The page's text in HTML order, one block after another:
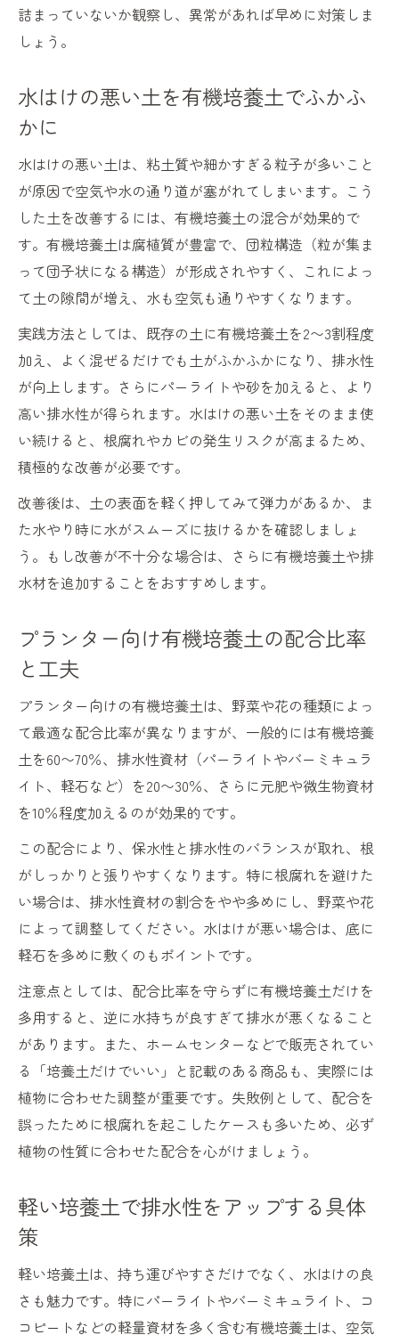
詰まっていないか観察し、異常があれば早めに対策しま
しょう。
水はけの悪い土を有機培養土でふかふ
かに
水はけの悪い土は、粘土質や細かすぎる粒子が多いこと
が原因で空気や水の通り道が塞がれてしまいます。こう
した土を改善するには、有機培養土の混合が効果的で
す。有機培養土は腐植質が豊富で、団粒構造（粒が集ま
って団子状になる構造）が形成されやすく、これによっ
て土の隙間が増え、水も空気も通りやすくなります。
実践方法としては、既存の土に有機培養土を2〜3割程度
加え、よく混ぜるだけでも土がふかふかになり、排水性
が向上します。さらにパーライトや砂を加えると、より
高い排水性が得られます。水はけの悪い土をそのまま使
い続けると、根腐れやカビの発生リスクが高まるため、
積極的な改善が必要です。
改善後は、土の表面を軽く押してみて弾力があるか、ま
た水やり時に水がスムーズに抜けるかを確認しましょ
う。もし改善が不十分な場合は、さらに有機培養土や排
水材を追加することをおすすめします。
プランター向け有機培養土の配合比率
と工夫
プランター向けの有機培養土は、野菜や花の種類によっ
て最適な配合比率が異なりますが、一般的には有機培養
土を60〜70％、排水性資材（パーライトやバーミキュラ
イト、軽石など）を20〜30％、さらに元肥や微生物資材
を10％程度加えるのが効果的です。
この配合により、保水性と排水性のバランスが取れ、根
がしっかりと張りやすくなります。特に根腐れを避けた
い場合は、排水性資材の割合をやや多めにし、野菜や花
によって調整してください。水はけが悪い場合は、底に
軽石を多めに敷くのもポイントです。
注意点としては、配合比率を守らずに有機培養土だけを
多用すると、逆に水持ちが良すぎて排水が悪くなること
があります。また、ホームセンターなどで販売されてい
る「培養土だけでいい」と記載のある商品も、実際には
植物に合わせた調整が重要です。失敗例として、配合を
誤ったために根腐れを起こしたケースも多いため、必ず
植物の性質に合わせた配合を心がけましょう。
軽い培養土で排水性をアップする具体
策
軽い培養土は、持ち運びやすさだけでなく、水はけの良
さも魅力です。特にパーライトやバーミキュライト、コ
コピートなどの軽量資材を多く含む有機培養土は、空気